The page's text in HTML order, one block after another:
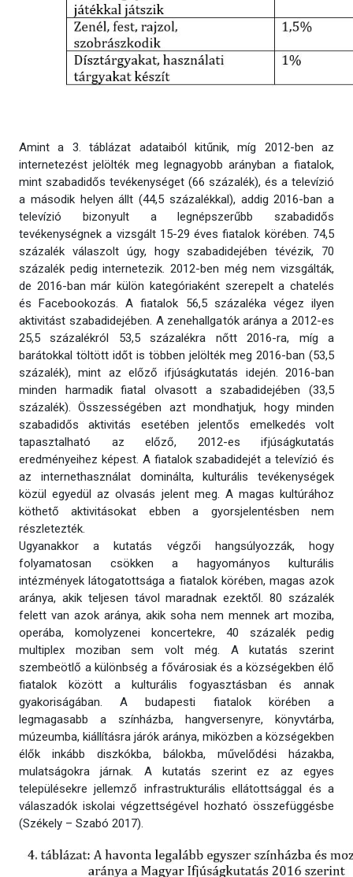
Amint a 3. táblázat adataiból kitűnik, míg 2012-ben az
internetezést jelölték meg legnagyobb arányban a fiatalok,
mint szabadidős tevékenységet (66 százalék), és a televízió
a második helyen állt (44,5 százalékkal), addig 2016-ban a
televízió bizonyult a legnépszerűbb szabadidős
tevékenységnek a vizsgált 15-29 éves fiatalok körében. 74,5
százalék válaszolt úgy, hogy szabadidejében tévézik, 70
százalék pedig internetezik. 2012-ben még nem vizsgálták,
de 2016-ban már külön kategóriaként szerepelt a chatelés
és Facebookozás. A fiatalok 56,5 százaléka végez ilyen
aktivitást szabadidejében. A zenehallgatók aránya a 2012-es
25,5 százalékról 53,5 százalékra nőtt 2016-ra, míg a
barátokkal töltött időt is többen jelölték meg 2016-ban (53,5
százalék), mint az előző ifjúságkutatás idején. 2016-ban
minden harmadik fiatal olvasott a szabadidejében (33,5
százalék). Összességében azt mondhatjuk, hogy minden
szabadidős aktivitás esetében jelentős emelkedés volt
tapasztalható az előző, 2012-es ifjúságkutatás
eredményeihez képest. A fiatalok szabadidejét a televízió és
az internethasználat dominálta, kulturális tevékenységek
közül egyedül az olvasás jelent meg. A magas kultúrához
köthető aktivitásokat ebben a gyorsjelentésben nem
részletezték.
Ugyanakkor a kutatás végzői hangsúlyozzák, hogy
folyamatosan csökken a hagyományos kulturális
intézmények látogatottsága a fiatalok körében, magas azok
aránya, akik teljesen távol maradnak ezektől. 80 százalék
felett van azok aránya, akik soha nem mennek art moziba,
operába, komolyzenei koncertekre, 40 százalék pedig
multiplex moziban sem volt még. A kutatás szerint
szembeötlő a különbség a fővárosiak és a községekben élő
fiatalok között a kulturális fogyasztásban és annak
gyakoriságában. A budapesti fiatalok körében a
legmagasabb a színházba, hangversenyre, könyvtárba,
múzeumba, kiállításra járók aránya, miközben a községekben
élők inkább diszkókba, bálokba, művelődési házakba,
mulatságokra járnak. A kutatás szerint ez az egyes
településekre jellemző infrastrukturális ellátottsággal és a
válaszadók iskolai végzettségével hozható összefüggésbe
(Székely – Szabó 2017).